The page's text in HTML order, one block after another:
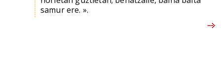
samur ere. ».